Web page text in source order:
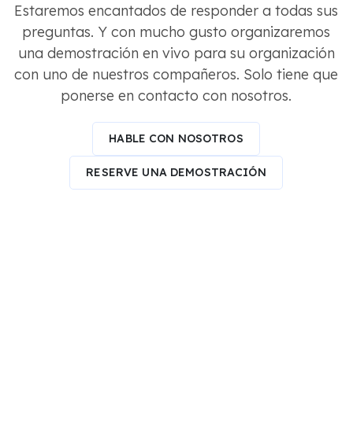
Estaremos encantados de responder a todas sus
preguntas. Y con mucho gusto organizaremos
una demostración en vivo para su organización
con uno de nuestros compañeros. Solo tiene que
ponerse en contacto con nosotros.
HABLE CON NOSOTROS
RESERVE UNA DEMOSTRACIÓN